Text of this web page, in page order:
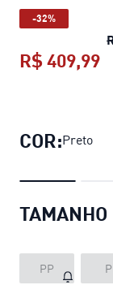
-32%
R$ 409,99
COR:Preto
TAMANHO
PP P